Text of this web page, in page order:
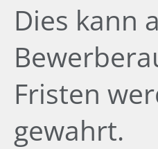
Dies kann
Fristen
gewahrt.